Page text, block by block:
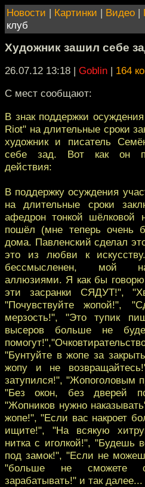
Новости | Картинки | Видео |
клуб
Художник зашил себе
26.07.12 13:18 | Goblin | 164
С мест сообщают:
В знак поддержки
Riot" на длительные сроки
художник и писатель
себе зад. Вот как он
действия:
В поддержку осуждения
на длительные сроки
афедрон тонкой шёлковой
пошёл (мне теперь очень
дома. Павленский сделал
это из любви к
бессмысленен, мой
аллюзиями. Я как бы
эти засранки СЯДУТ!",
"Почувствуйте жопой!",
мерзость!", "Это тупик
высеров больше не
"Бунтуйте в жопе за
жопу и не
затупился!", "Жопоголовым
"Без окон, без дверей
"Жопников нужно
жопе!", "Если вас накроет
ищите!", "На всякую
нитка с иголкой!", "Будешь
под замок!", "Если не
"больше не сможете
зарабатывать!" и так далее...